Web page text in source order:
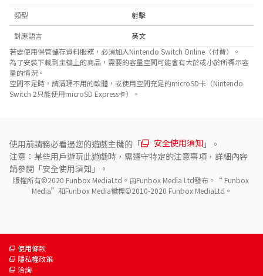
類型 射擊
對應語言
英文
若要使用保管儲存資料服務，必須加入Nintendo Switch Online（付費）。
為了安裝下載到主機上的商品，需要的容量空間可能會有大於或小於所標示容
量的情況。
空間不足時，請清理不用的軟體，或使用空間充足的microSD卡（Nintendo
Switch 2只能使用microSD Express卡）。
使用前請務必看過您的遊戲主機的「 安全使用須知 」。
注意：某些用戶遊玩此遊戲時，需遵守特定的注意事項，詳細內容
請參閱「安全使用須知」。
版權所有©2020 Funbox MediaLtd。由Funbox Media Ltd發布。“ Funbox
Media”和Funbox Media徽標©2010-2020 Funbox MediaLtd。
使用條款
隱私權政策
洽詢